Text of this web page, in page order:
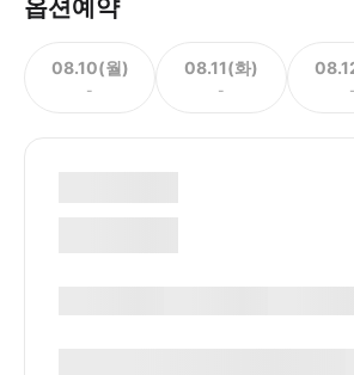
옵션예약
08.10(월)
-
08.11(화)
- -